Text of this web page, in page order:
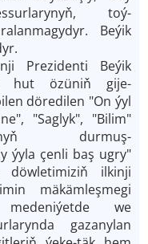
toý-
Beýik
Prezidenti Beýik
hut özüniň gije-
döredilen "On ýyl
"Saglyk", "Bilim"
durmuş-
ýyla çenli baş ugry"
döwletimiziň ilkinji
mäkämleşmegi
medeniýetde we
gazanylan